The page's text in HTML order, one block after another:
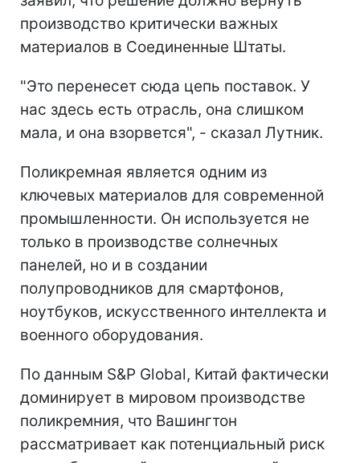
производство критически важных
материалов в Соединенные Штаты.
"Это перенесет сюда цепь поставок. У
нас здесь есть отрасль, она слишком
мала, и она взорвется", - сказал Лутник.
Поликремная является одним из
ключевых материалов для современной
промышленности. Он используется не
только в производстве солнечных
панелей, но и в создании
полупроводников для смартфонов,
ноутбуков, искусственного интеллекта и
военного оборудования.
По данным S&P Global, Китай фактически
доминирует в мировом производстве
поликремния, что Вашингтон
рассматривает как потенциальный риск